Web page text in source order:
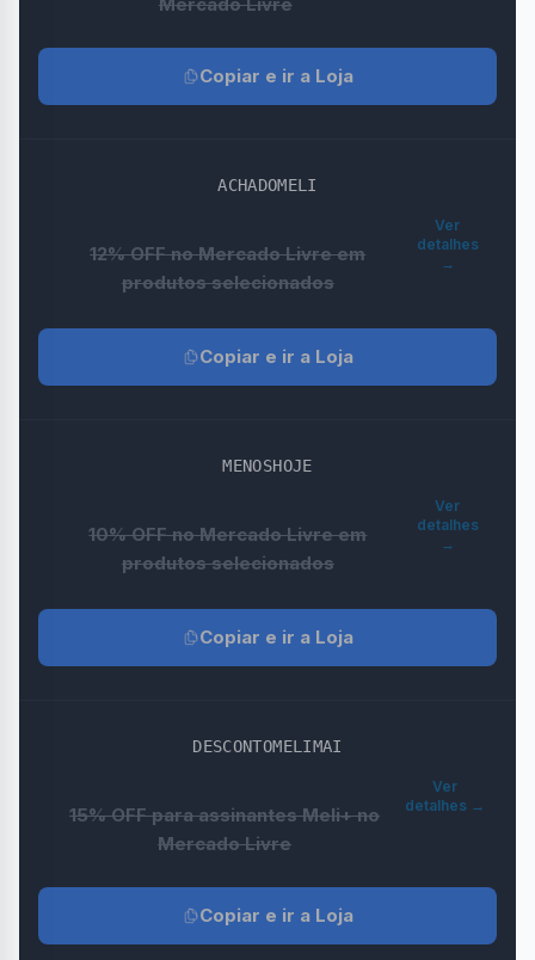
Copiar e ir a Loja
ACHADOMELI
12% OFF no Mercado Livre em
produtos selecionados
Ver
detalhes
→
Copiar e ir a Loja
MENOSHOJE
10% OFF no Mercado Livre em
produtos selecionados
Ver
detalhes
→
Copiar e ir a Loja
DESCONTOMELIMAI
15% OFF para assinantes Meli+ no
Mercado Livre
Ver
detalhes →
Copiar e ir a Loja